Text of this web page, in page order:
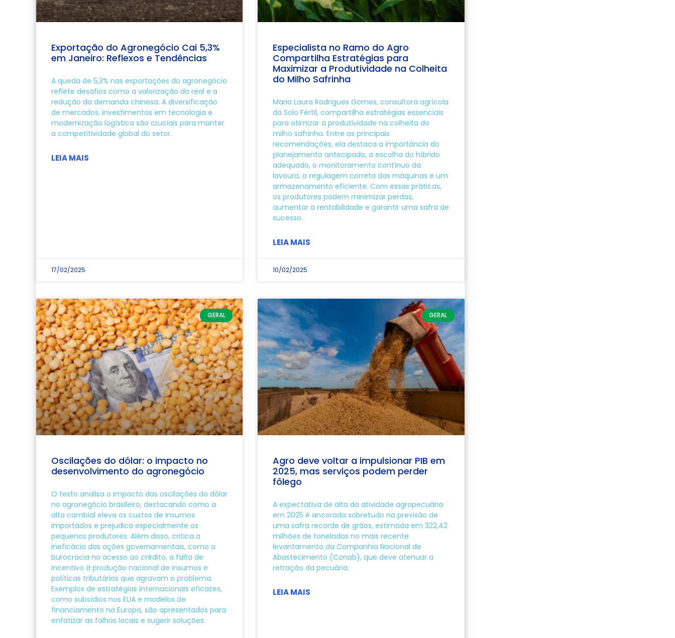
Exportação do Agronegócio Cai 5,3%
em Janeiro: Reflexos e Tendências
A queda de 5,3% nas exportações do agronegócio
reflete desafios como a valorização do real e a
redução da demanda chinesa. A diversificação
de mercados, investimentos em tecnologia e
modernização logística são cruciais para manter
a competitividade global do setor.
LEIA MAIS
17/02/2025
Especialista no Ramo do Agro
Compartilha Estratégias para
Maximizar a Produtividade na Colheita
do Milho Safrinha
Maria Laura Rodrigues Gomes, consultora agrícola
da Solo Fértil, compartilha estratégias essenciais
para otimizar a produtividade na colheita do
milho safrinha. Entre as principais
recomendações, ela destaca a importância do
planejamento antecipado, a escolha do híbrido
adequado, o monitoramento contínuo da
lavoura, a regulagem correta das máquinas e um
armazenamento eficiente. Com essas práticas,
os produtores podem minimizar perdas,
aumentar a rentabilidade e garantir uma safra de
sucesso.
LEIA MAIS
10/02/2025
GERAL
Oscilações do dólar: o impacto no
desenvolvimento do agronegócio
O texto analisa o impacto das oscilações do dólar
no agronegócio brasileiro, destacando como a
alta cambial eleva os custos de insumos
importados e prejudica especialmente os
pequenos produtores. Além disso, critica a
ineficácia das ações governamentais, como a
burocracia no acesso ao crédito, a falta de
incentivo à produção nacional de insumos e
políticas tributárias que agravam o problema.
Exemplos de estratégias internacionais eficazes,
como subsídios nos EUA e modelos de
financiamento na Europa, são apresentados para
enfatizar as falhas locais e sugerir soluções.
GERAL
Agro deve voltar a impulsionar PIB em
2025, mas serviços podem perder
fôlego
A expectativa de alta da atividade agropecuária
em 2025 é ancorada sobretudo na previsão de
uma safra recorde de grãos, estimada em 322,42
milhões de toneladas no mais recente
levantamento da Companhia Nacional de
Abastecimento (Conab), que deve atenuar a
retração da pecuária.
LEIA MAIS